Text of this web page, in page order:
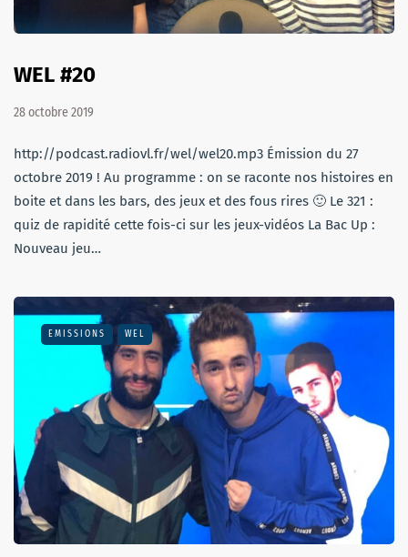
WEL #20
28 octobre 2019
http://podcast.radiovl.fr/wel/wel20.mp3 Émission du 27
octobre 2019 ! Au programme : on se raconte nos histoires en
boite et dans les bars, des jeux et des fous rires 🙂 Le 321 :
quiz de rapidité cette fois-ci sur les jeux-vidéos La Bac Up :
Nouveau jeu…
EMISSIONS WEL